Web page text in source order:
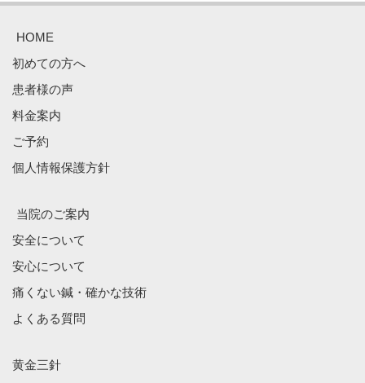
HOME
初めての方へ
患者様の声
料金案内
ご予約
個人情報保護方針
当院のご案内
安全について
安心について
痛くない鍼・確かな技術
よくある質問
黄金三針